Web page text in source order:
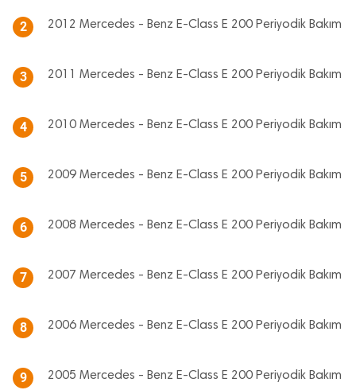
2 2012 Mercedes - Benz E-Class E 200 Periyodik Bakım
3 2011 Mercedes - Benz E-Class E 200 Periyodik Bakım
4 2010 Mercedes - Benz E-Class E 200 Periyodik Bakım
5 2009 Mercedes - Benz E-Class E 200 Periyodik Bakım
6 2008 Mercedes - Benz E-Class E 200 Periyodik Bakım
7 2007 Mercedes - Benz E-Class E 200 Periyodik Bakım
8 2006 Mercedes - Benz E-Class E 200 Periyodik Bakım
9 2005 Mercedes - Benz E-Class E 200 Periyodik Bakım